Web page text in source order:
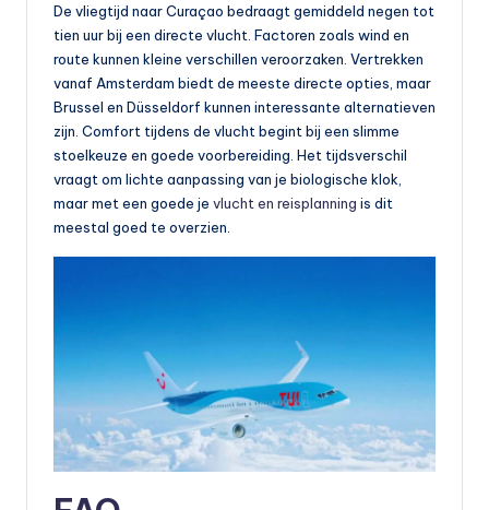
De vliegtijd naar Curaçao bedraagt gemiddeld negen tot
tien uur bij een directe vlucht. Factoren zoals wind en
route kunnen kleine verschillen veroorzaken. Vertrekken
vanaf Amsterdam biedt de meeste directe opties, maar
Brussel en Düsseldorf kunnen interessante alternatieven
zijn. Comfort tijdens de vlucht begint bij een slimme
stoelkeuze en goede voorbereiding. Het tijdsverschil
vraagt om lichte aanpassing van je biologische klok,
maar met een goede je vlucht en reisplanning is dit
meestal goed te overzien.